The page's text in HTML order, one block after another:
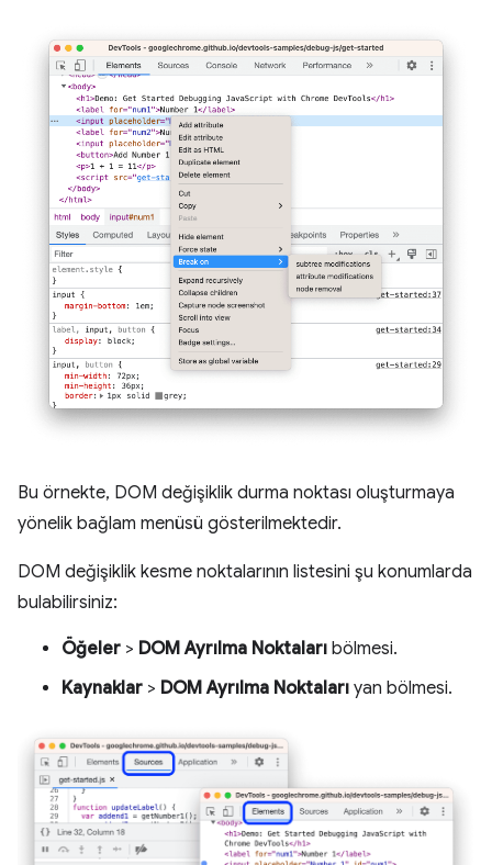
Bu örnekte, DOM değişiklik durma noktası oluşturmaya
yönelik bağlam menüsü gösterilmektedir.
DOM değişiklik kesme noktalarının listesini şu konumlarda
bulabilirsiniz:
Öğeler > DOM Ayrılma Noktaları bölmesi.
Kaynaklar > DOM Ayrılma Noktaları yan bölmesi.